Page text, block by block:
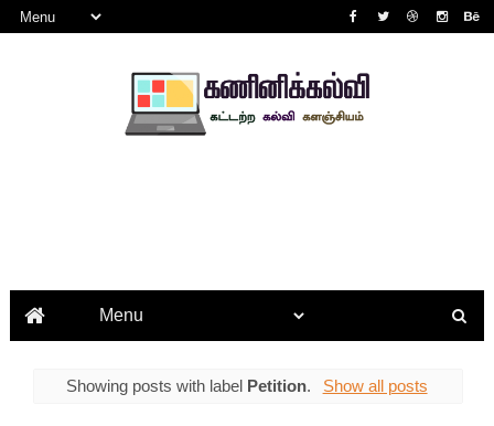
Showing posts with label Petition. Show all posts